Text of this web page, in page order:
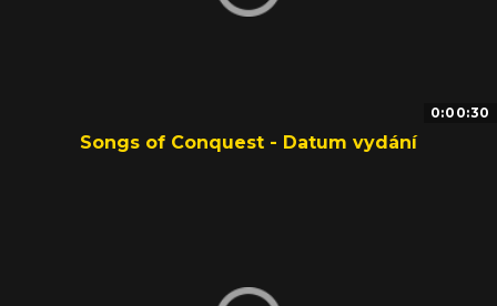
0:00:30
Songs of Conquest - Datum vydání